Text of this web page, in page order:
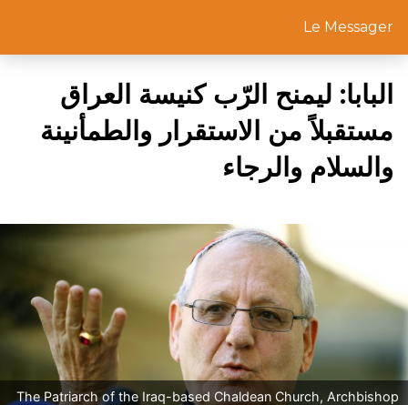
Le Messager
البابا: ليمنح الرّب كنيسة العراق
مستقبلاً من الاستقرار والطمأنينة
والسلام والرجاء
The Patriarch of the Iraq-based Chaldean Church, Archbishop